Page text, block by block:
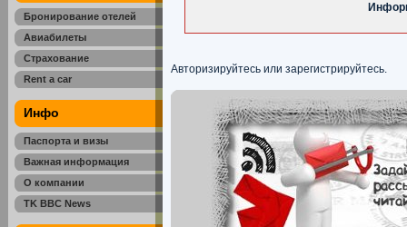
Бронирование отелей
Авиабилеты
Страхование
Rent a car
Инфо
Паспорта и визы
Важная информация
О компании
TK BBC News
Авторизируйтесь или зарегистрируйтесь.